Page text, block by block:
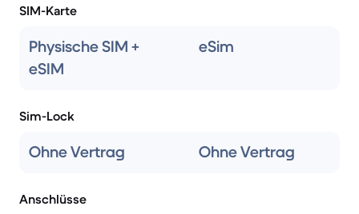
SIM-Karte
Physische SIM +
eSIM
eSim
Sim-Lock
Ohne Vertrag Ohne Vertrag
Anschlüsse